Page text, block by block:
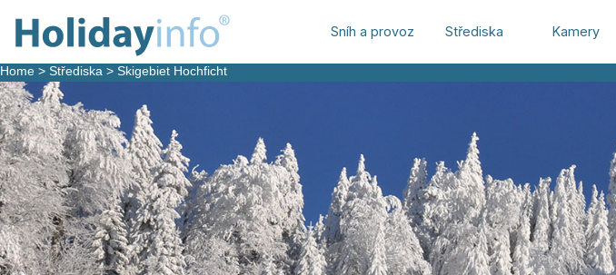
Sníh a provoz Střediska Kamery
Home > Střediska > Skigebiet Hochficht